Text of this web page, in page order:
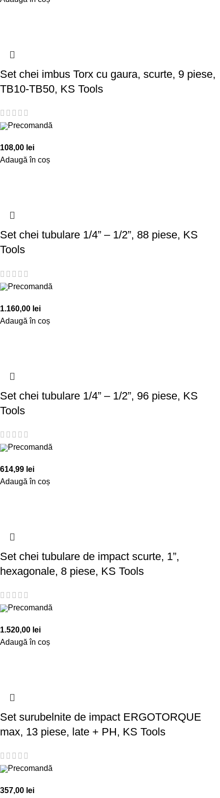
Set chei imbus Torx cu gaura, scurte, 9 piese,
TB10-TB50, KS Tools
Precomandă
108,00 lei
Adaugă în coș
Set chei tubulare 1/4” – 1/2”, 88 piese, KS
Tools
Precomandă
1.160,00 lei
Adaugă în coș
Set chei tubulare 1/4” – 1/2”, 96 piese, KS
Tools
Precomandă
614,99 lei
Adaugă în coș
Set chei tubulare de impact scurte, 1”,
hexagonale, 8 piese, KS Tools
Precomandă
1.520,00 lei
Adaugă în coș
Set surubelnite de impact ERGOTORQUE
max, 13 piese, late + PH, KS Tools
Precomandă
357,00 lei